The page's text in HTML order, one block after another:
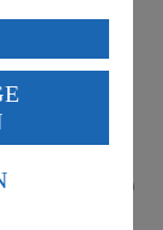
in den
im Sinne
dass deine
EuGH sieht
an.